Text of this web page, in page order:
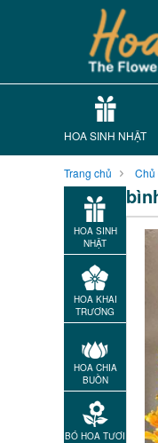
HOA SINH NHẬT
Trang chủ Chủ
HOA SINH
NHẬT
HOA KHAI
TRƯƠNG
HOA CHIA
BUỒN
BÓ HOA TƯƠI